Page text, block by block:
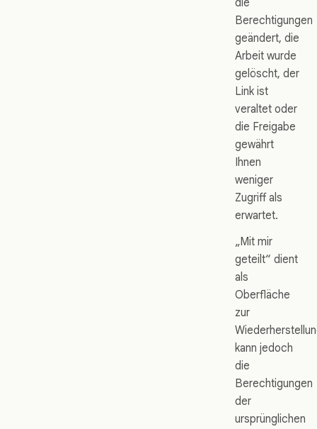
die
Berechtigungen
geändert, die
Arbeit wurde
gelöscht, der
Link ist
veraltet oder
die Freigabe
gewährt
Ihnen
weniger
Zugriff als
erwartet.
„Mit mir
geteilt“ dient
als
Oberfläche
zur
kann jedoch
die
Berechtigungen
der
ursprünglichen